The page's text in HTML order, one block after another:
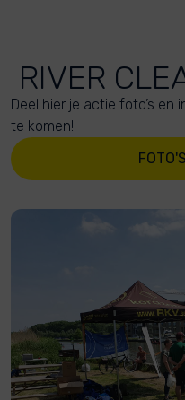
RIVER
Deel hier je actie foto’s en
te komen!